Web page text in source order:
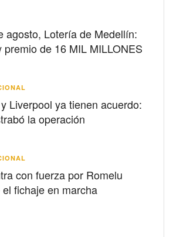
agosto, Lotería de Medellín:
premio de 16 MIL MILLONES
Liverpool ya tienen acuerdo:
la operación
con fuerza por Romelu
fichaje en marcha